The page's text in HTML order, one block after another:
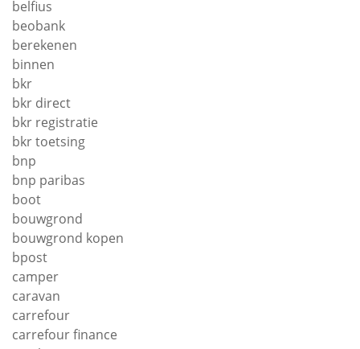
belfius
beobank
berekenen
binnen
bkr
bkr direct
bkr registratie
bkr toetsing
bnp
bnp paribas
boot
bouwgrond
bouwgrond kopen
bpost
camper
caravan
carrefour
carrefour finance